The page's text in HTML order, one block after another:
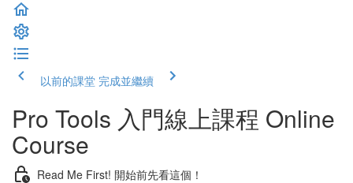
以前的課堂 完成並繼續
Pro Tools 入門線上課程 Online
Course
Read Me First! 開始前先看這個！